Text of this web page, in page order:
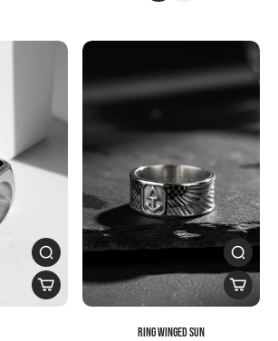
Ring WINGED SUN